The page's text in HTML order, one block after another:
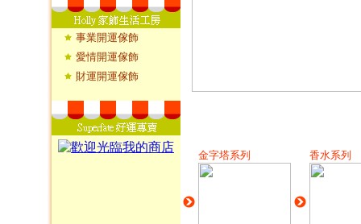
事業開運傢飾
愛情開運傢飾
財運開運傢飾
金字塔系列 香水系列